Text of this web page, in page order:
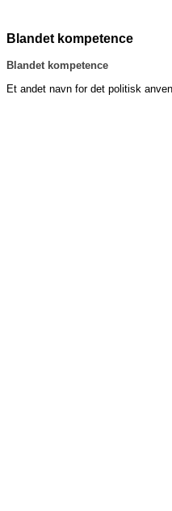
Blandet kompetence
Blandet kompetence
Et andet navn for det politisk